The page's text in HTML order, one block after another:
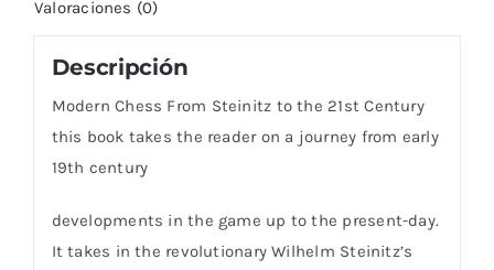
Valoraciones (0)
Descripción
Modern Chess From Steinitz to the 21st Century
this book takes the reader on a journey from early
19th century
developments in the game up to the present-day.
It takes in the revolutionary Wilhelm Steinitz’s